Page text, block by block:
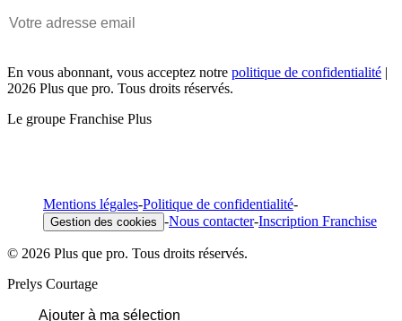
En vous abonnant, vous acceptez notre politique de confidentialité |
2026 Plus que pro. Tous droits réservés.
Le groupe Franchise Plus
Mentions légales-Politique de confidentialité-
Gestion des cookies -Nous contacter-Inscription Franchise
© 2026 Plus que pro. Tous droits réservés.
Prelys Courtage
Ajouter à ma sélection